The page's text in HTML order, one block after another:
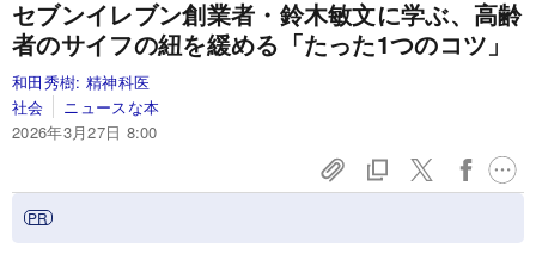
セブンイレブン創業者・鈴木敏文に学ぶ、高齢
者のサイフの紐を緩める「たった1つのコツ」
和田秀樹: 精神科医
社会
ニュースな本
2026年3月27日 8:00